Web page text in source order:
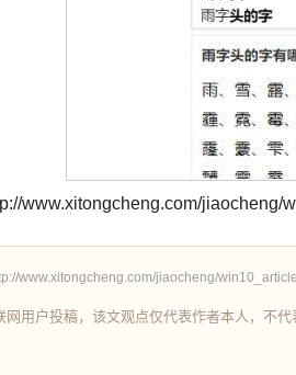
www.xitongcheng.com/jiaocheng/
www.xitongcheng.com/jiaocheng/
网用户投稿，该文观点仅代表作者本人，不